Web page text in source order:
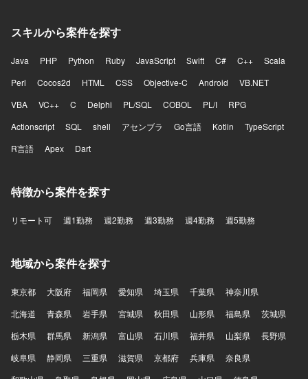
スキルから案件を探す
Java PHP Python Ruby JavaScript Swift C# C++
Scala
Perl
Cocos2d HTML CSS Objective-C Android
VB.NET
VBA
VC++ C Delphi PL/SQL COBOL PL/I
RPG
Actionscript
SQL shell アセンブラ Go言語 Kotlin
TypeScript
R言語
Apex Dart
特徴から案件を探す
リモート可 週1勤務 週2勤務 週3勤務 週4勤務 週5勤務
地域から案件を探す
東京都 大阪府 福岡県 愛知県 埼玉県 千葉県
神奈川県
北海道
青森県 岩手県 宮城県 秋田県 山形県 福島県
茨城県
栃木県
群馬県 新潟県 富山県 石川県 福井県 山梨県
長野県
岐阜県
静岡県 三重県 滋賀県 京都府 兵庫県
奈良県